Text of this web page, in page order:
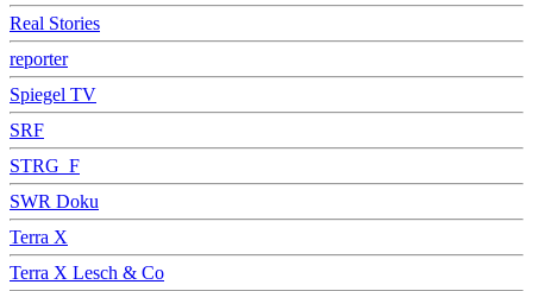
Real Stories
reporter
Spiegel TV
SRF
STRG_F
SWR Doku
Terra X
Terra X Lesch & Co